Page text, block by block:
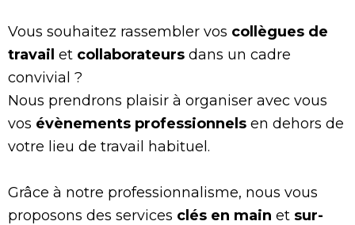
Vous souhaitez rassembler vos collègues de
travail et collaborateurs dans un cadre
convivial ?
Nous prendrons plaisir à organiser avec vous
vos évènements professionnels en dehors de
votre lieu de travail habituel.
Grâce à notre professionnalisme, nous vous
proposons des services clés en main et sur-